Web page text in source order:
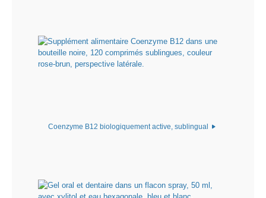
Coenzyme B12 biologiquement active, sublingual